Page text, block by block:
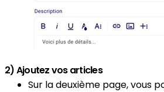
2) Ajoutez vos articles
Sur la deuxième page, vous